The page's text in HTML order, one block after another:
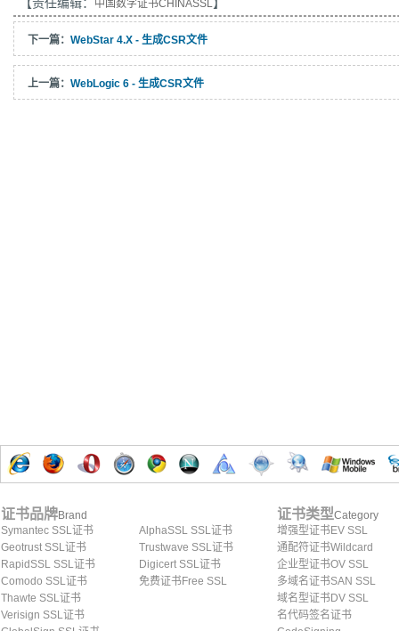
中国数字证书CHINASSL
下一篇： WebStar 4.X - 生成CSR文件
上一篇： WebLogic 6 - 生成CSR文件
证书品牌Brand
Symantec SSL证书
Geotrust SSL证书
RapidSSL SSL证书
Comodo SSL证书
Thawte SSL证书
Verisign SSL证书
AlphaSSL SSL证书
Trustwave SSL证书
Digicert SSL证书
免费证书Free SSL
证书类型Category
增强型证书EV SSL
通配符证书Wildcard
企业型证书OV SSL
多域名证书SAN SSL
域名型证书DV SSL
名代码签名证书